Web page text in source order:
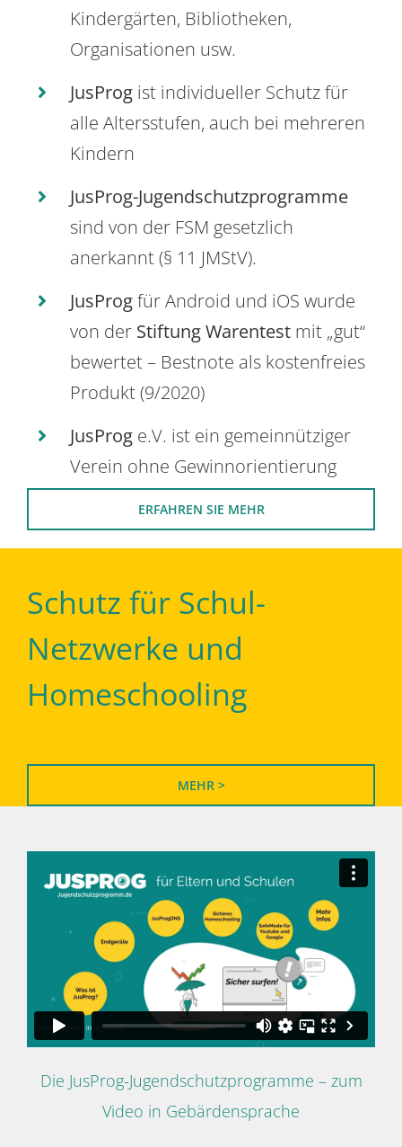
Kindergärten, Bibliotheken,
Organisationen usw.
JusProg ist individueller Schutz für
alle Altersstufen, auch bei mehreren
Kindern
JusProg-Jugendschutzprogramme
sind von der FSM gesetzlich
anerkannt (§ 11 JMStV).
JusProgfür Android und iOS wurde
von der Stiftung Warentest mit „gut“
bewertet – Bestnote als kostenfreies
Produkt (9/2020)
JusProg e.V. ist ein gemeinnütziger
Verein ohne Gewinnorientierung
ERFAHREN SIE MEHR
Schutz für Schul-
Netzwerke und
Homeschooling
MEHR >
Die JusProg-Jugendschutzprogramme – zum
Video in Gebärdensprache